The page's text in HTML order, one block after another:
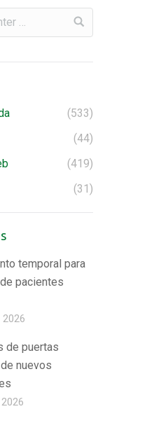
(533)
(44)
(419)
(31)
temporal para
pacientes
2026
de puertas
nuevos